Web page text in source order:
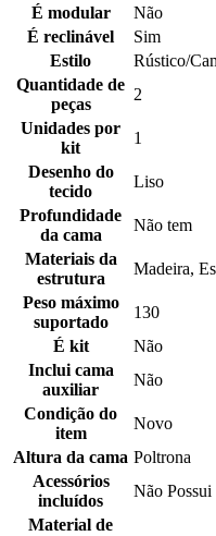
É modular
Não
É reclinável
Sim
Estilo
Rústico/
Quantidade de
peças
2
Unidades por
kit
1
Desenho do
tecido
Liso
Profundidade
da cama
Não tem
Materiais da
estrutura
Madeira,
Peso máximo
suportado
130
É kit
Não
Inclui cama
auxiliar
Não
Condição do
item
Novo
Altura da cama Poltrona
Acessórios
incluídos
Não Possui
Material de